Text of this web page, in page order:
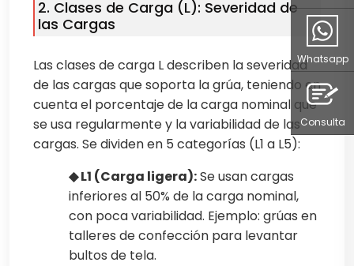
2. Clases de Carga (L): Severidad de
las Cargas
Las clases de carga L describen la severidad
de las cargas que soporta la grúa, teniendo en
cuenta el porcentaje de la carga nominal que
se usa regularmente y la variabilidad de las
cargas. Se dividen en 5 categorías (L1 a L5):
◆ L1 (Carga ligera):Se usan cargas
inferiores al 50% de la carga nominal,
con poca variabilidad. Ejemplo: grúas en
talleres de confección para levantar
bultos de tela.
Whatsapp
Consulta